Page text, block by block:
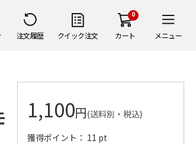
注文履歴 クイック注文
0
カート メニュー
1,100円(送料別・税込)
獲得ポイント： 11 pt